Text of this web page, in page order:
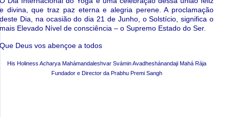
e divina, que traz paz eterna e alegria perene. A proclamação
deste Dia, na ocasião do dia 21 de Junho, o Solstício, significa o
mais Elevado Nível de consciência– o Supremo Estado do Ser.
Que Deus vos abençoe a todos
His Holiness Acharya Mahámandaleshvar Svámin Avadheshánandaji Mahá Rája
Fundador e Director da Prabhu Premi Sangh